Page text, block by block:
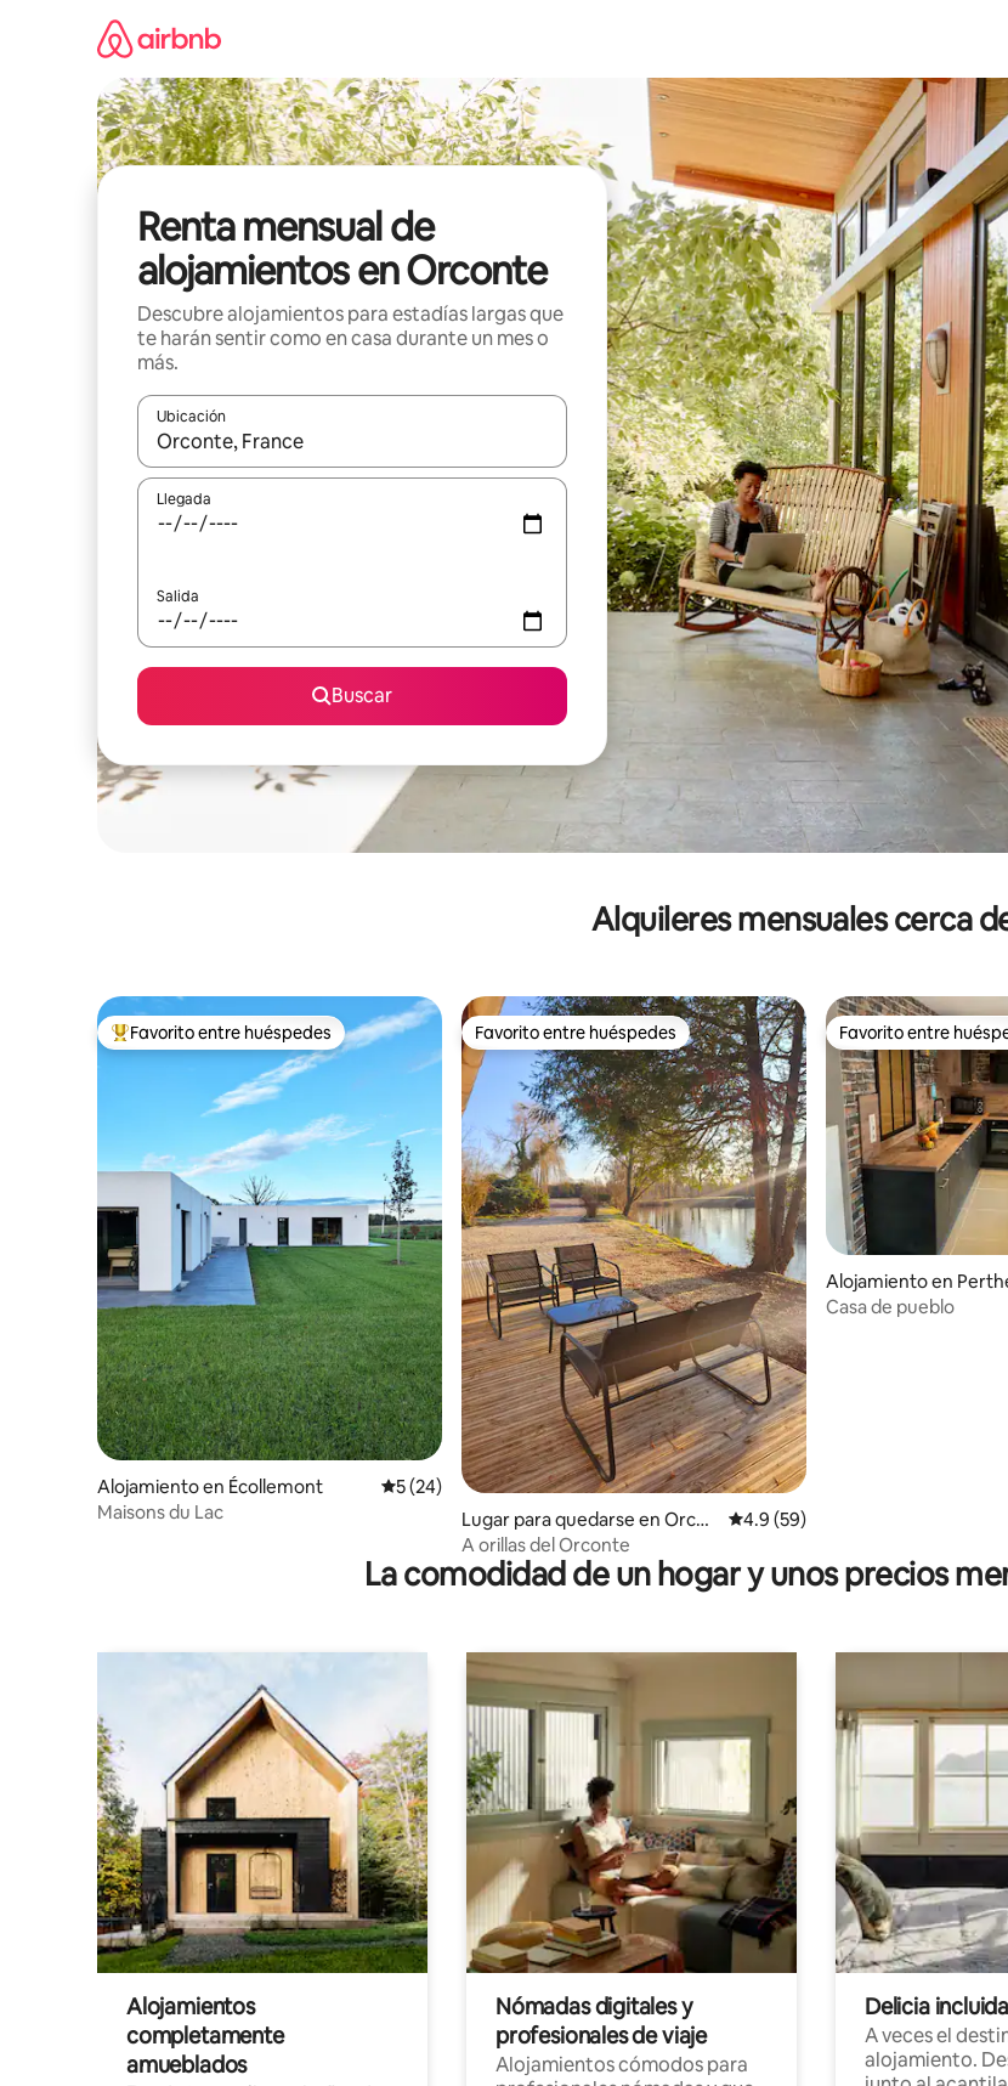
Renta mensual de
alojamientos en Orconte
Descubre alojamientos para estadías largas que
te harán sentir como en casa durante un mes o
más.
Ubicación
Cuando los resultados estén disponibles, navega con las teclas de flecha hacia arriba y hacia abajo o explora
Llegada
Salida
Buscar
Alquileres mensuales cerca
Favorito entre huéspedes preferido
Favorito entre huéspedes
Alojamiento en Écollemont Calificación promedio: 5 de 5, 24 reseñas
5 (24)
Maisons du Lac
Favorito entre huéspedes
Favorito entre huéspedes
Lugar para quedarse en Orcon
te
Calificación promedio: 4.9 de 5,
4.9 (59)
A orillas del Orconte
Favorito entre
Favorito entre
Alojamiento en
Casa de pueblo
La comodidad de un hogar y unos precios
Alojamientos
completamente
amueblados
Nómadas digitales y
profesionales de viaje
Alojamientos cómodos para
Delicia incluida
A veces el
alojamiento.